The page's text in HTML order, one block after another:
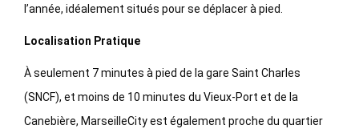
l’année, idéalement situés pour se déplacer à pied.
Localisation Pratique
À seulement 7 minutes à pied de la gare Saint Charles
(SNCF), et moins de 10 minutes du Vieux-Port et de la
Canebière, MarseilleCity est également proche du quartier